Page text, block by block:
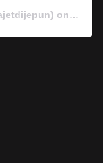
on Jan 7,